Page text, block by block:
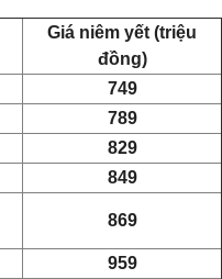
Giá niêm yết (triệu
đồng)
749
789
829
849
869
959